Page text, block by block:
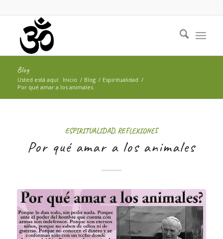
Blog
Usted está aquí: Inicio / Blog / Espiritualidad /
Por qué amar a los animales
ESPIRITUALIDAD, REFLEXIONES
Por qué amar a los animales